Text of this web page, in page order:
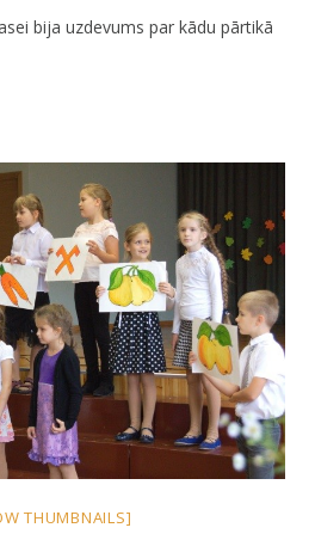
bija uzdevums par kādu pārtikā
THUMBNAILS]